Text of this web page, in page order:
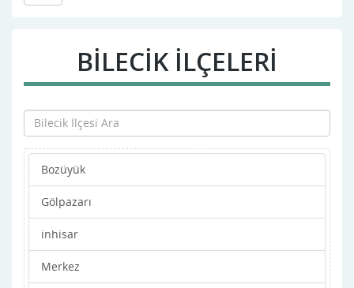
BILECIK İLÇELERİ
Bozüyük
Gölpazarı
inhisar
Merkez